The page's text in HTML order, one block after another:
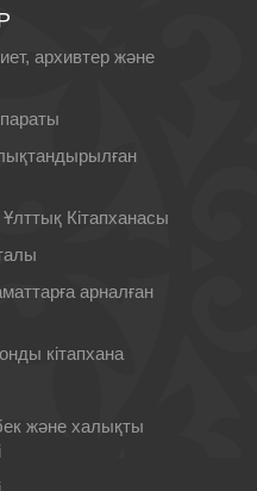
архивтер және
Кiтапханасы
арналған
кітапхана
және халықты